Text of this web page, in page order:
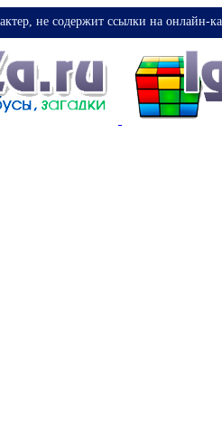
не содержит ссылки на онлайн-